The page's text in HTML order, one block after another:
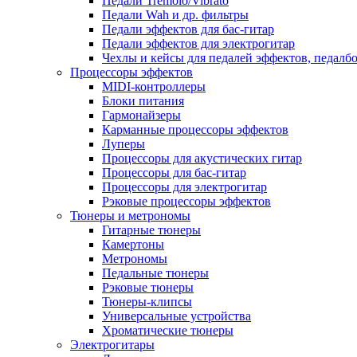
Педали Wah и др. фильтры
Педали эффектов для бас-гитар
Педали эффектов для электрогитар
Чехлы и кейсы для педалей эффектов,
Процессоры эффектов
MIDI-контроллеры
Блоки питания
Гармонайзеры
Карманные процессоры эффектов
Луперы
Процессоры для акустических гитар
Процессоры для бас-гитар
Процессоры для электрогитар
Рэковые процессоры эффектов
Тюнеры и метрономы
Гитарные тюнеры
Камертоны
Метрономы
Педальные тюнеры
Рэковые тюнеры
Тюнеры-клипсы
Универсальные устройства
Хроматические тюнеры
Электрогитары